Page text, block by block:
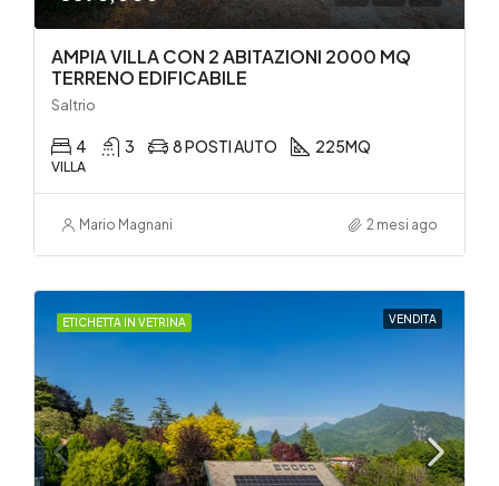
AMPIA VILLA CON 2 ABITAZIONI 2000 MQ
TERRENO EDIFICABILE
Saltrio
4 3 8 POSTI AUTO 225MQ
VILLA
Mario Magnani 2 mesi ago
ETICHETTA IN VETRINA VENDITA